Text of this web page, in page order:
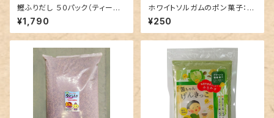
鰹ふりだし ５０パック（ティーパ
ックタイプ）
¥1,790
ホワイトソルガムのポン菓子：シ
ナモン風味
¥250